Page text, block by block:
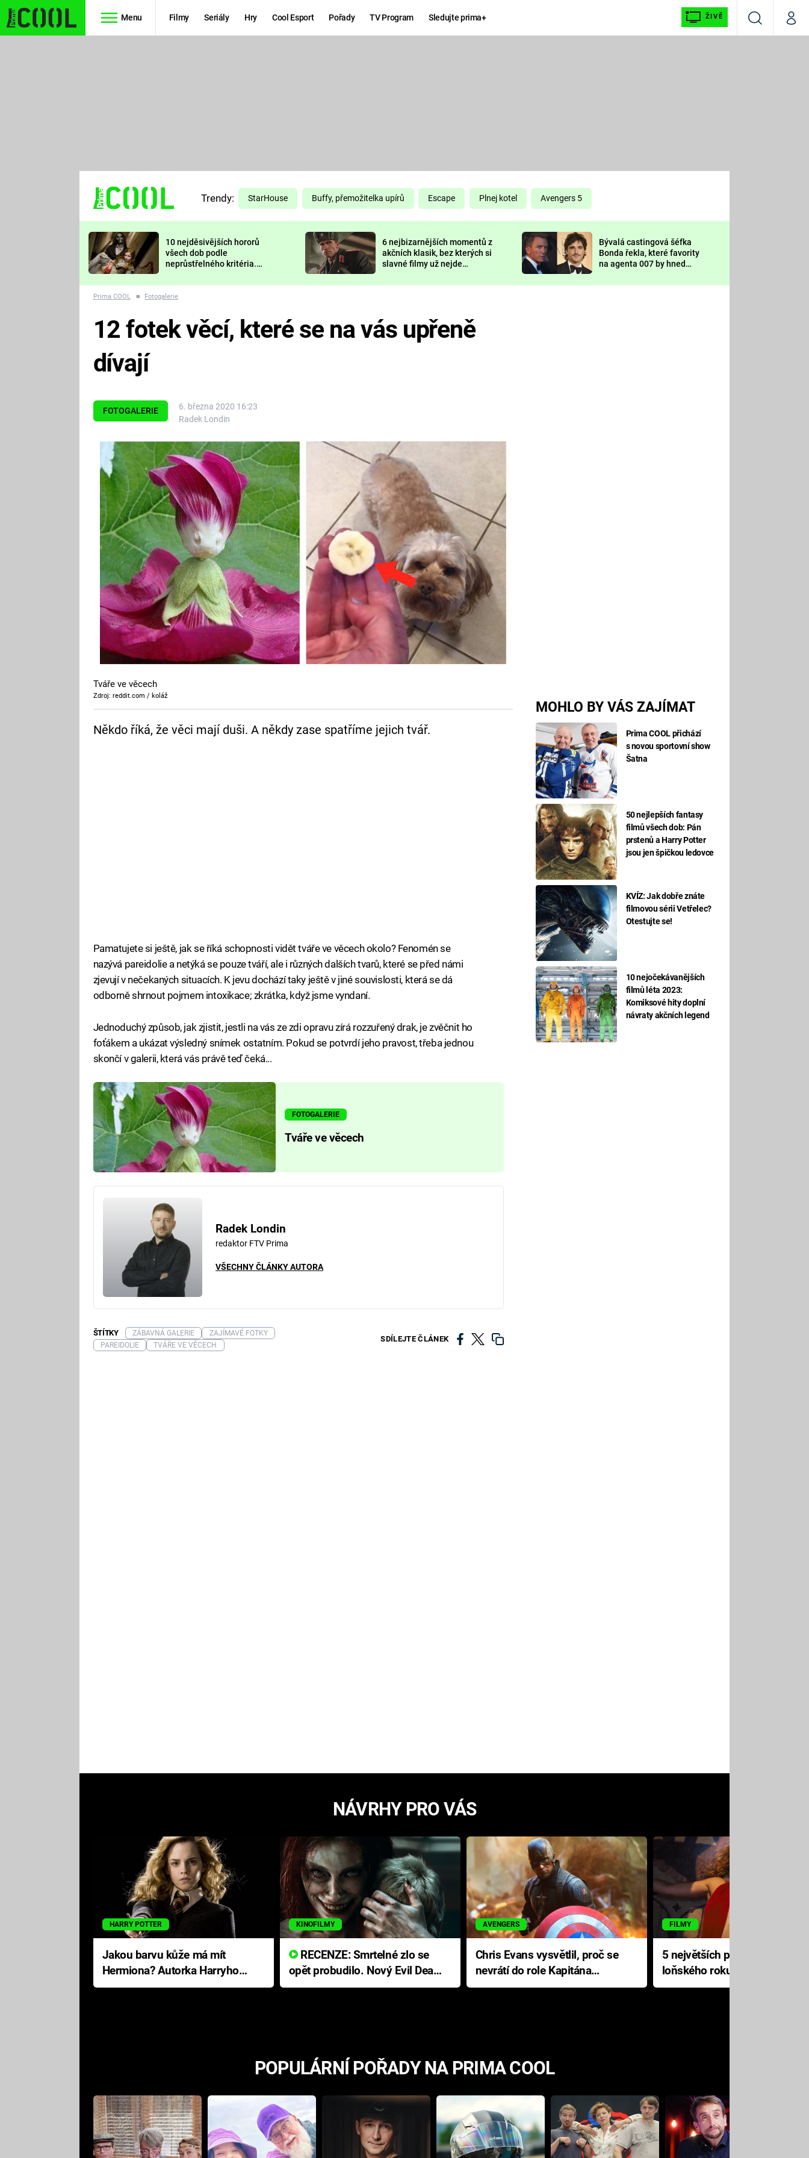
Menu Filmy Seriály Hry Cool Esport Pořady TV Program Sledujte prima+ ŽIVĚ
VyhledáváníMůj
TŘESKU
FUTURAMA
PREDÁTOR
DELIVERANCE
KOMEDIE
CHUCK
NORRIS
DEADPOOL
Prima LAJK
Sledujte nás
Trendy: StarHouse Buffy, přemožitelka upírů Escape Plnej kotel Avengers 5
10 nejděsivějších hororů
všech dob podle
neprůstřelného kritéria.
nejvíc zvednou tep?
6 nejbizarnějších momentů z
akčních klasik, bez kterých si
slavné filmy už nejde
Bývalá castingová šéfka
Bonda řekla, které favority
na agenta 007 by hned
Prima COOL ■ Fotogalerie
FOTOGALERIE
6. března 2020 16:23
Radek Londin
MOHLO BY VÁS ZAJÍMAT
Prima COOL přichází
s novou sportovní show
Šatna
50 nejlepších fantasy
filmů všech dob: Pán
prstenů a Harry Potter
jsou jen špičkou ledovce
KVÍZ: Jak dobře znáte
filmovou sérii Vetřelec?
Otestujte se!
10 nejočekávanějších
filmů léta 2023:
Komiksové hity doplní
návraty akčních legend
12 fotek věcí, které se na vás upřeně
dívají
Tváře ve věcech
Zdroj: reddit.com / koláž
Někdo říká, že věci mají duši. A někdy zase spatříme jejich tvář.
Pamatujete si ještě, jak se říká schopnosti vidět tváře ve věcech okolo? Fenomén se
nazývá pareidolie a netýká se pouze tváří, ale i různých dalších tvarů, které se před námi
zjevují v nečekaných situacích. K jevu dochází taky ještě v jiné souvislosti, která se dá
odborně shrnout pojmem intoxikace; zkrátka, když jsme vyndaní.
Jednoduchý způsob, jak zjistit, jestli na vás ze zdi opravu zírá rozzuřený drak, je zvěčnit ho
foťákem a ukázat výsledný snímek ostatním. Pokud se potvrdí jeho pravost, třeba jednou
skončí v galerii, která vás právě teď čeká...
FOTOGALERIE
Tváře ve věcech
Radek Londin
redaktor FTV Prima
VŠECHNY ČLÁNKY AUTORA
SDÍLEJTE ČLÁNEK
ŠTÍTKY ZÁBAVNÁ GALERIE
ZAJÍMAVÉ FOTKY
PAREIDOLIE
TVÁŘE VE VĚCECH
NÁVRHY PRO VÁS
HARRY POTTER
Jakou barvu kůže má mít
Hermiona? Autorka Harryho
Pottera přišla s ráznou
KINOFILMY
RECENZE: Smrtelné zlo se
opět probudilo. Nový Evil Dead
přichází s neodolatelnou
AVENGERS
Chris Evans vysvětlil, proč se
nevrátí do role Kapitána
Ameriky
FILMY
5 největších propadáků
loňského roku: Disney na
jediné katastrofě prodělal 200
POPULÁRNÍ POŘADY NA PRIMA COOL